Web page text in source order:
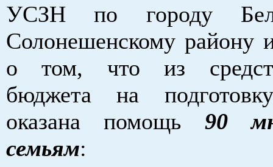
УСЗН по городу
Солонешенскому району
о том, что из
бюджета на
оказана помощь 90
семьям: